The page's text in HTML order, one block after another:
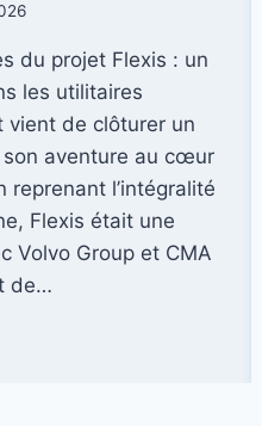
du projet Flexis : un
les utilitaires
vient de clôturer un
aventure au cœur
l’intégralité
Flexis était une
Volvo Group et CMA
de…